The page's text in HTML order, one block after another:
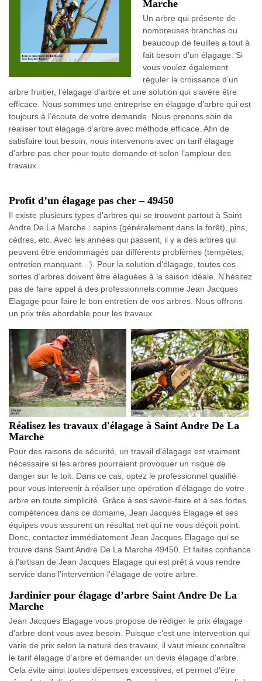
Marche
Un arbre qui présente de
nombreuses branches ou
beaucoup de feuilles a tout à
fait besoin d’un élagage. Si
vous voulez également
réguler la croissance d’un
arbre fruitier, l’élagage d’arbre et une solution qui s’avère être
efficace. Nous sommes une entreprise en élagage d’arbre qui est
toujours à l’écoute de votre demande. Nous prenons soin de
réaliser tout élagage d’arbre avec méthode efficace. Afin de
satisfaire tout besoin, nous intervenons avec un tarif élagage
d’arbre pas cher pour toute demande et selon l’ampleur des
travaux.
Profit d’un élagage pas cher – 49450
Il existe plusieurs types d’arbres qui se trouvent partout à Saint
Andre De La Marche : sapins (généralement dans la forêt), pins,
cèdres, etc. Avec les années qui passent, il y a des arbres qui
peuvent être endommagés par différents problèmes (tempêtes,
entretien manquant…). Pour la solution d’élagage, toutes ces
sortes d’arbres doivent être élaguées à la saison idéale. N’hésitez
pas de faire appel à des professionnels comme Jean Jacques
Elagage pour faire le bon entretien de vos arbres. Nous offrons
un prix très abordable pour les travaux.
Réalisez les travaux d'élagage à Saint Andre De La
Marche
Pour des raisons de sécurité, un travail d'élagage est vraiment
nécessaire si les arbres pourraient provoquer un risque de
danger sur le toit. Dans ce cas, optez le professionnel qualifié
pour vous intervenir à réaliser une opération d'élagage de votre
arbre en toute simplicité. Grâce à ses savoir-faire et à ses fortes
compétences dans ce domaine, Jean Jacques Elagage et ses
équipes vous assurent un résultat net qui ne vous déçoit point.
Donc, contactez immédiatement Jean Jacques Elagage qui se
trouve dans Saint Andre De La Marche 49450. Et faites confiance
à l'artisan de Jean Jacques Elagage qui est prêt à vous rendre
service dans l'intervention l'élagage de votre arbre.
Jardinier pour élagage d’arbre Saint Andre De La
Marche
Jean Jacques Elagage vous propose de rédiger le prix élagage
d’arbre dont vous avez besoin. Puisque c’est une intervention qui
varie de prix selon la nature des travaux, il vaut mieux connaître
le tarif élagage d’arbre et demander un devis élagage d'arbre.
Cela évite ainsi toutes dépenses excessives, et permet d'être